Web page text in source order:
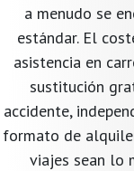
a menudo se
estándar. El
asistencia en
sustitución
accidente,
formato de
viajes sean lo